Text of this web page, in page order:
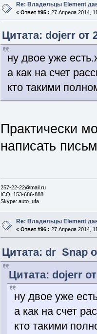
Re: Владельцы Element
«Ответ #95 : 27 Апреля 2014,
Цитата: dojerr от
ну двое уже
а как на счет
кто такими
Практически
написать
257-22-22@mail.ru
ICQ: 153-686-888
Skype: auto_ufa
Re: Владельцы Element
«Ответ #96 : 27 Апреля 2014,
Цитата: dr_Snap
Цитата: dojerr
ну двое уже
а как на счет
кто такими